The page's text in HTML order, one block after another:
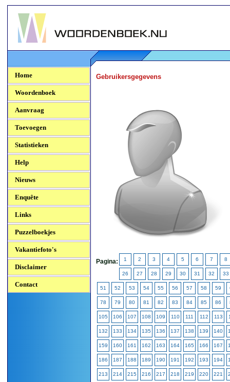
Woordenboek.NU
Home
Woordenboek
Aanvraag
Toevoegen
Statistieken
Help
Nieuws
Enquête
Links
Puzzelboekjes
Vakantiefoto's
Disclaimer
Contact
Gebruikersgegevens
Pagina: 1 2 3 4 5 6 7 8
26 27 28 29 30 31 32 33
51 52 53 54 55 56 57 58 59
78 79 80 81 82 83 84 85 86
105 106 107 108 109 110 111 112 113
132 133 134 135 136 137 138 139 140
159 160 161 162 163 164 165 166 167
186 187 188 189 190 191 192 193 194
213 214 215 216 217 218 219 220 221